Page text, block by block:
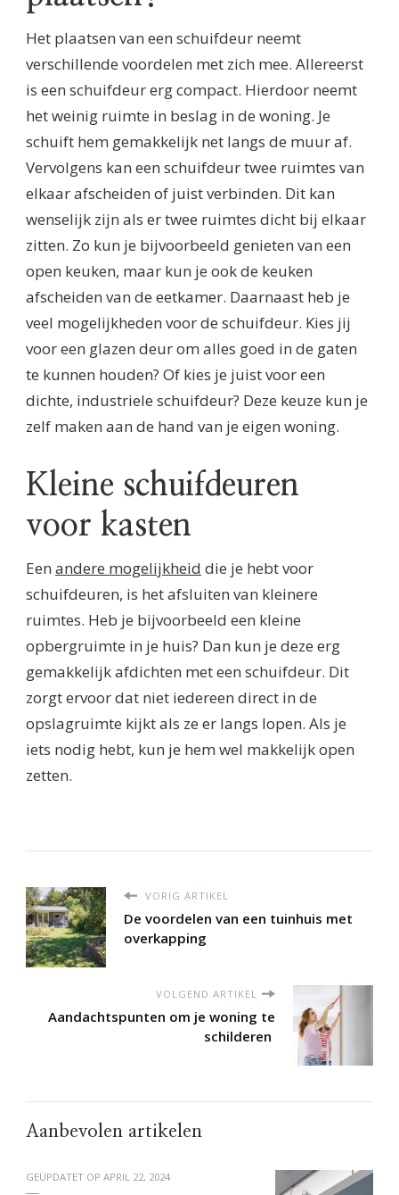
Het plaatsen van een schuifdeur neemt
verschillende voordelen met zich mee. Allereerst
is een schuifdeur erg compact. Hierdoor neemt
het weinig ruimte in beslag in de woning. Je
schuift hem gemakkelijk net langs de muur af.
Vervolgens kan een schuifdeur twee ruimtes van
elkaar afscheiden of juist verbinden. Dit kan
wenselijk zijn als er twee ruimtes dicht bij elkaar
zitten. Zo kun je bijvoorbeeld genieten van een
open keuken, maar kun je ook de keuken
afscheiden van de eetkamer. Daarnaast heb je
veel mogelijkheden voor de schuifdeur. Kies jij
voor een glazen deur om alles goed in de gaten
te kunnen houden? Of kies je juist voor een
dichte, industriele schuifdeur? Deze keuze kun je
zelf maken aan de hand van je eigen woning.
Kleine schuifdeuren
voor kasten
Een andere mogelijkheid die je hebt voor
schuifdeuren, is het afsluiten van kleinere
ruimtes. Heb je bijvoorbeeld een kleine
opbergruimte in je huis? Dan kun je deze erg
gemakkelijk afdichten met een schuifdeur. Dit
zorgt ervoor dat niet iedereen direct in de
opslagruimte kijkt als ze er langs lopen. Als je
iets nodig hebt, kun je hem wel makkelijk open
zetten.
VORIG ARTIKEL
De voordelen van een tuinhuis met
overkapping
VOLGEND ARTIKEL
Aandachtspunten om je woning te
schilderen
Aanbevolen artikelen
GEÜPDATET OP APRIL 22, 2024